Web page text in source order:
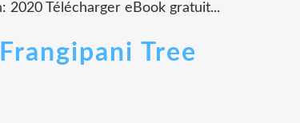
2020 Télécharger eBook gratuit...
Tree